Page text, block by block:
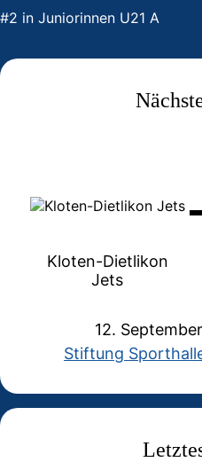
#2 in Juniorinnen U21 A
Kloten-Dietlikon
Jets
12.
Stiftung